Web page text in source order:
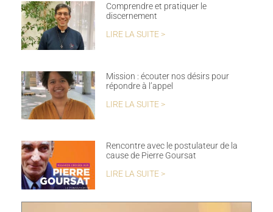
Comprendre et pratiquer le
discernement
LIRE LA SUITE >
Mission : écouter nos désirs pour
répondre à l’appel
LIRE LA SUITE >
Rencontre avec le postulateur de la
cause de Pierre Goursat
LIRE LA SUITE >